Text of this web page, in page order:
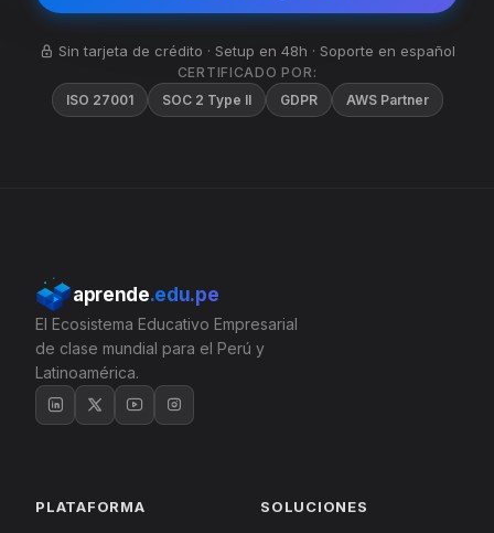
Sin tarjeta de crédito · Setup en 48h · Soporte en español
CERTIFICADO POR:
ISO 27001
SOC 2 Type II GDPR AWS Partner
aprende.edu.pe
El Ecosistema Educativo Empresarial
de clase mundial para el Perú y
Latinoamérica.
PLATAFORMA SOLUCIONES